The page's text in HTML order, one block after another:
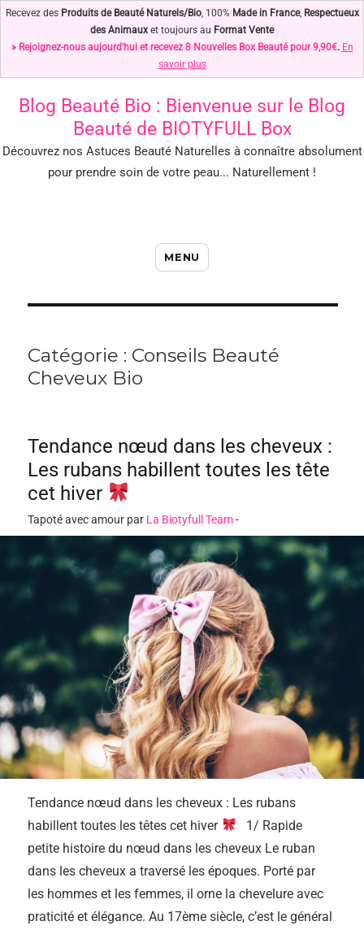
Recevez des Produits de Beauté Naturels/Bio, 100% Made in France, Respectueux
des Animauxet toujours au Format Vente
» Rejoignez-nous aujourd'hui et recevez 8 Nouvelles Box Beauté pour 9,90€. En
savoir plus
Blog Beauté Bio : Bienvenue sur le Blog
Beauté de BIOTYFULL Box
Découvrez nos Astuces Beauté Naturelles à connaître absolument
pour prendre soin de votre peau... Naturellement !
Blog Beauté Bio : Notre Top des
Astuces Beauté Naturelles !
MENU
Catégorie : Conseils Beauté
Cheveux Bio
Tendance nœud dans les cheveux :
Les rubans habillent toutes les tête
cet hiver
Tapoté avec amour par La Biotyfull Team-
Tendance nœud dans les cheveux : Les rubans
habillent toutes les têtes cet hiver
1/ Rapide
petite histoire du nœud dans les cheveux Le ruban
dans les cheveux a traversé les époques. Porté par
les hommes et les femmes, il orne la chevelure avec
praticité et élégance. Au 17ème siècle, c’est le général